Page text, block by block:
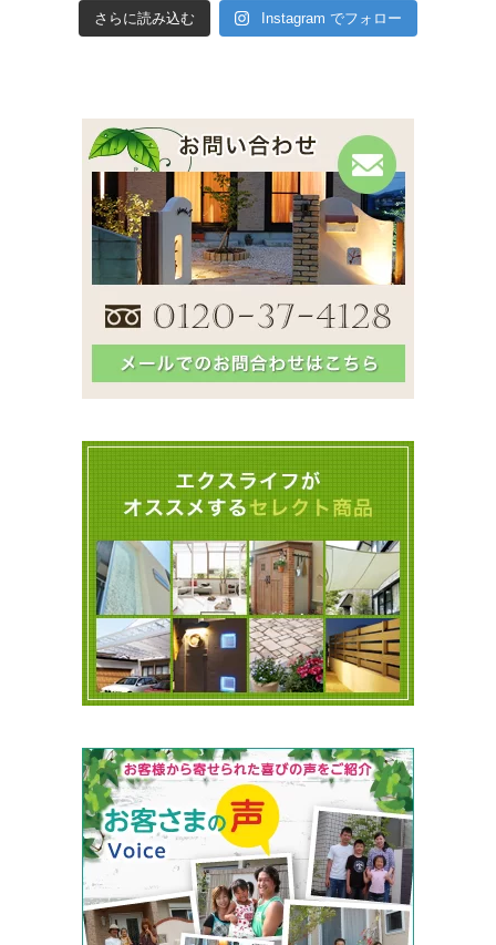
さらに読み込む Instagram でフォロー